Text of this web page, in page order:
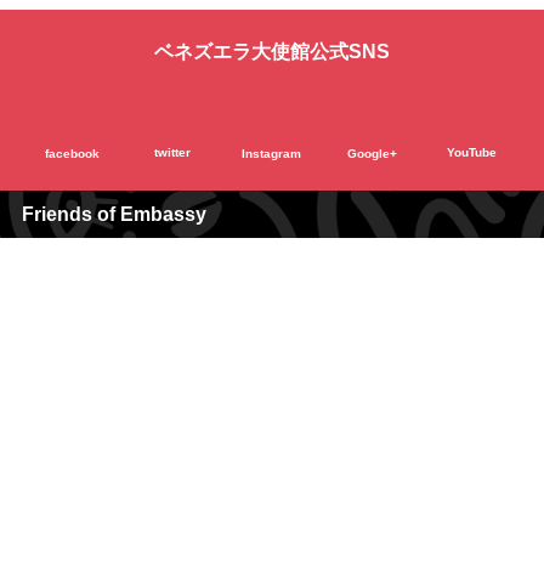
ベネズエラ大使館公式SNS
facebook twitter Instagram Google+ YouTube
Friends of Embassy